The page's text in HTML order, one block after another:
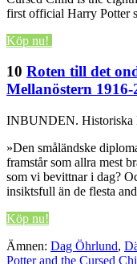
first official Harry Potter
Köp nu!
10 Roten till det
Mellanöstern
INBUNDEN. Historiska
»Den småländske
framstår som allra mest
som vi bevittnar i dag?
insiktsfull än de flesta
Köp nu!
Ämnen: Dag Öhrlund,
Potter and the Cursed